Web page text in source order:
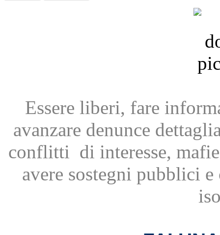
Essere liberi, fare
avanzare denunce
conflitti di interesse,
avere sostegni pubblici